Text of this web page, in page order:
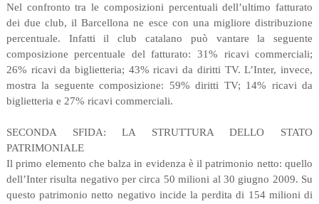
Nel confronto tra le composizioni percentuali dell’ultimo fatturato
dei due club, il Barcellona ne esce con una migliore distribuzione
percentuale. Infatti il club catalano può vantare la seguente
composizione percentuale del fatturato: 31% ricavi commerciali;
26% ricavi da biglietteria; 43% ricavi da diritti TV. L’Inter, invece,
mostra la seguente composizione: 59% diritti TV; 14% ricavi da
biglietteria e 27% ricavi commerciali.
SECONDA SFIDA: LA STRUTTURA DELLO STATO
PATRIMONIALE
Il primo elemento che balza in evidenza è il patrimonio netto: quello
dell’Inter risulta negativo per circa 50 milioni al 30 giugno 2009. Su
questo patrimonio netto negativo incide la perdita di 154 milioni di